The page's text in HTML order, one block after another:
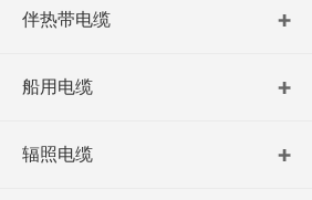
伴热带电缆
船用电缆
辐照电缆